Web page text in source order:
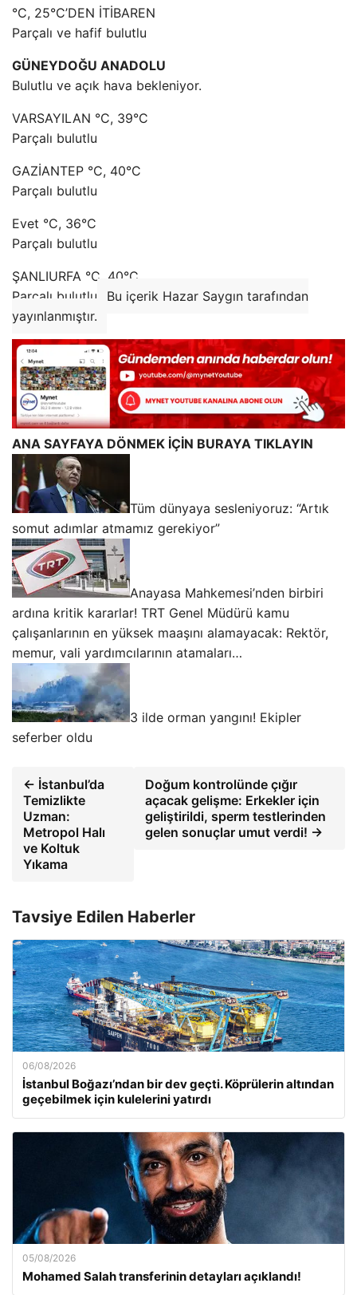
°C, 25°C’DEN İTİBAREN
Parçalı ve hafif bulutlu
GÜNEYDOĞU ANADOLU
Bulutlu ve açık hava bekleniyor.
VARSAYILAN °C, 39°C
Parçalı bulutlu
GAZİANTEP °C, 40°C
Parçalı bulutlu
Evet °C, 36°C
Parçalı bulutlu
ŞANLIURFA °C, 40°C
Parçalı bulutlu
Bu içerik Hazar Saygın tarafından
yayınlanmıştır.
ANA SAYFAYA DÖNMEK İÇİN BURAYA TIKLAYIN
Tüm dünyaya sesleniyoruz: “Artık
somut adımlar atmamız gerekiyor”
Anayasa Mahkemesi’nden birbiri
ardına kritik kararlar! TRT Genel Müdürü kamu
çalışanlarının en yüksek maaşını alamayacak: Rektör,
memur, vali yardımcılarının atamaları…
3 ilde orman yangını! Ekipler
seferber oldu
← İstanbul’da
Temizlikte
Uzman:
Metropol Halı
ve Koltuk
Yıkama
Doğum kontrolünde çığır
açacak gelişme: Erkekler için
geliştirildi, sperm testlerinden
gelen sonuçlar umut verdi! →
Tavsiye Edilen Haberler
06/08/2026
İstanbul Boğazı’ndan bir dev geçti. Köprülerin altından
geçebilmek için kulelerini yatırdı
05/08/2026
Mohamed Salah transferinin detayları açıklandı!